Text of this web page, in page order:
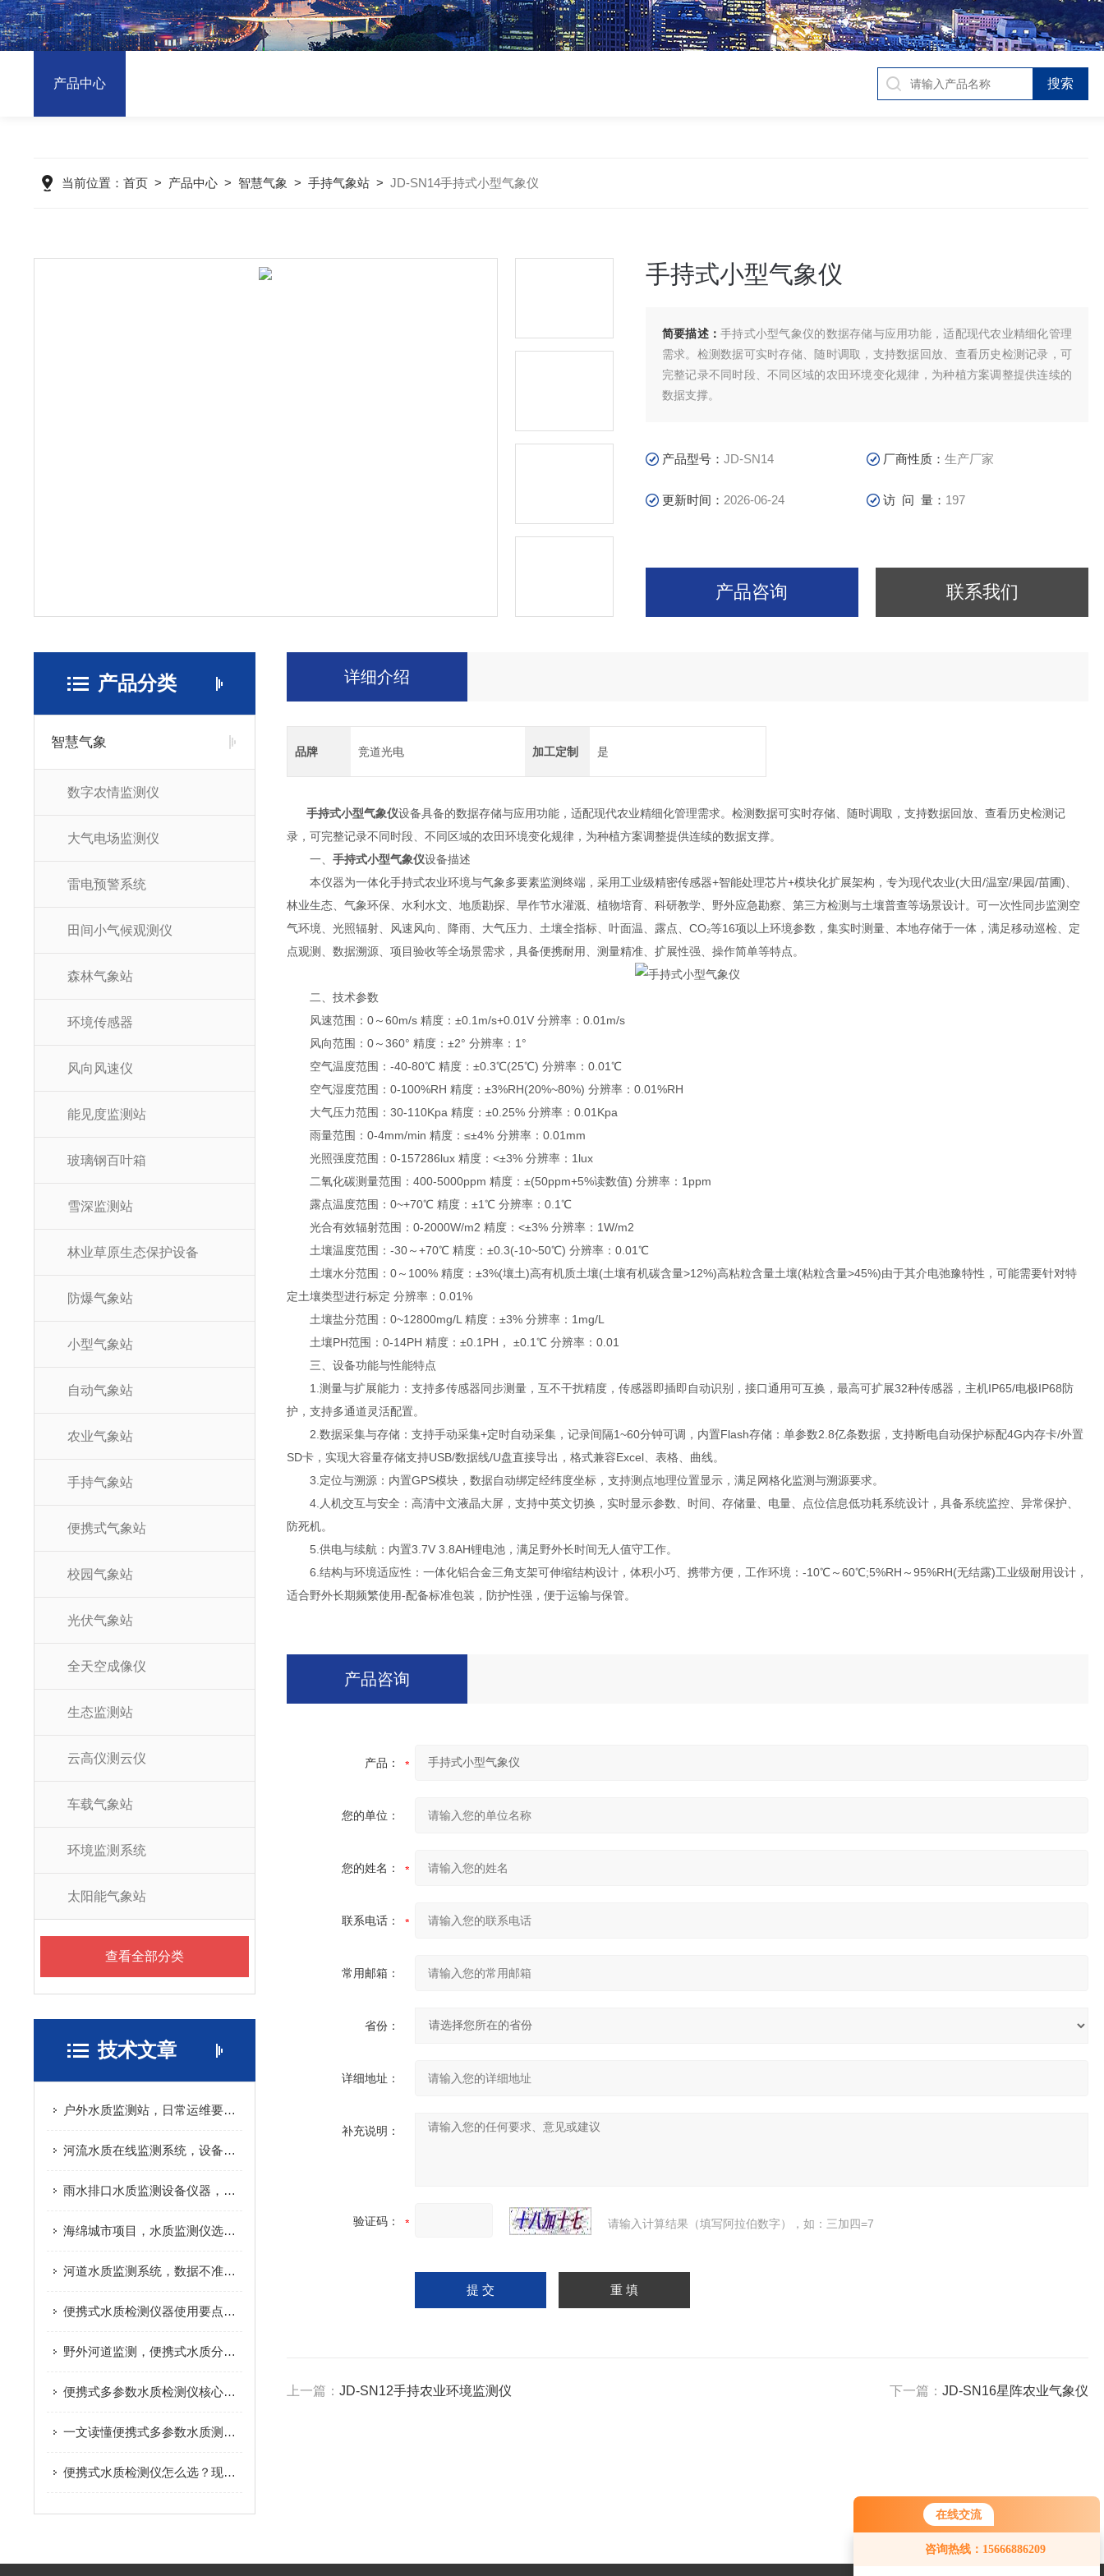
在线交流
咨询热线：15666886209
服务，请问您要咨询什么问题呢？
产品中心
当前位置： 首页> 产品中心> 智慧气象 > 手持气象站> JD-SN14手持式小型气象仪
手持式小型气象仪
简要描述：手持式小型气象仪的数据存储与应用功能，适配现代农业精细化管理
需求。检测数据可实时存储、随时调取，支持数据回放、查看历史检测记录，可
完整记录不同时段、不同区域的农田环境变化规律，为种植方案调整提供连续的
数据支撑。
产品型号： JD-SN14 厂商性质：生产厂家
更新时间： 2026-06-24 访 问 量： 197
产品咨询 联系我们
产品分类
智慧气象
数字农情监测仪
大气电场监测仪
雷电预警系统
田间小气候观测仪
森林气象站
环境传感器
风向风速仪
能见度监测站
玻璃钢百叶箱
雪深监测站
林业草原生态保护设备
防爆气象站
小型气象站
自动气象站
农业气象站
手持气象站
便携式气象站
校园气象站
光伏气象站
全天空成像仪
生态监测站
云高仪测云仪
车载气象站
环境监测系统
太阳能气象站
查看全部分类
技术文章
户外水质监测站，日常运维要做哪些工作
河流水质在线监测系统，设备成本主要花在哪
雨水排口水质监测设备仪器，避坑实用指南
海绵城市项目，水质监测仪选型要点
河道水质监测系统，数据不准是什么原因
便携式水质检测仪器使用要点，减少检测数据误差
野外河道监测，便携式水质分析仪实际应用分享
便携式多参数水质检测仪核心原理，看完快速搞懂
一文读懂便携式多参数水质测定仪，户外检测不再难
便携式水质检测仪怎么选？现场水质检测实用指南
详细介绍
品牌 竞道光电 加工定制 是
手持式小型气象仪设备具备的数据存储与应用功能，适配现代农业精细化管理需求。检测数据可实时存储、随时调取，支持数据回放、查看历史检测记
录，可完整记录不同时段、不同区域的农田环境变化规律，为种植方案调整提供连续的数据支撑。
一、手持式小型气象仪设备描述
本仪器为一体化手持式农业环境与气象多要素监测终端，采用工业级精密传感器+智能处理芯片+模块化扩展架构，专为现代农业(大田/温室/果园/苗圃)、
林业生态、气象环保、水利水文、地质勘探、旱作节水灌溉、植物培育、科研教学、野外应急勘察、第三方检测与土壤普查等场景设计。可一次性同步监测空
气环境、光照辐射、风速风向、降雨、大气压力、土壤全指标、叶面温、露点、CO₂等16项以上环境参数，集实时测量、本地存储于一体，满足移动巡检、定
点观测、数据溯源、项目验收等全场景需求，具备便携耐用、测量精准、扩展性强、操作简单等特点。
二、技术参数
风速范围：0～60m/s 精度：±0.1m/s+0.01V 分辨率：0.01m/s
风向范围：0～360° 精度：±2° 分辨率：1°
空气温度范围：-40-80℃ 精度：±0.3℃(25℃) 分辨率：0.01℃
空气湿度范围：0-100%RH 精度：±3%RH(20%~80%) 分辨率：0.01%RH
大气压力范围：30-110Kpa 精度：±0.25% 分辨率：0.01Kpa
雨量范围：0-4mm/min 精度：≤±4% 分辨率：0.01mm
光照强度范围：0-157286lux 精度：<±3% 分辨率：1lux
二氧化碳测量范围：400-5000ppm 精度：±(50ppm+5%读数值) 分辨率：1ppm
露点温度范围：0~+70℃ 精度：±1℃ 分辨率：0.1℃
光合有效辐射范围：0-2000W/m2 精度：<±3% 分辨率：1W/m2
土壤温度范围：-30～+70℃ 精度：±0.3(-10~50℃) 分辨率：0.01℃
土壤水分范围：0～100% 精度：±3%(壤土)高有机质土壤(土壤有机碳含量>12%)高粘粒含量土壤(粘粒含量>45%)由于其介电弛豫特性，可能需要针对特
定土壤类型进行标定 分辨率：0.01%
土壤盐分范围：0~12800mg/L 精度：±3% 分辨率：1mg/L
土壤PH范围：0-14PH 精度：±0.1PH， ±0.1℃ 分辨率：0.01
三、设备功能与性能特点
1.测量与扩展能力：支持多传感器同步测量，互不干扰精度，传感器即插即自动识别，接口通用可互换，最高可扩展32种传感器，主机IP65/电极IP68防
护，支持多通道灵活配置。
2.数据采集与存储：支持手动采集+定时自动采集，记录间隔1~60分钟可调，内置Flash存储：单参数2.8亿条数据，支持断电自动保护标配4G内存卡/外置
SD卡，实现大容量存储支持USB/数据线/U盘直接导出，格式兼容Excel、表格、曲线。
3.定位与溯源：内置GPS模块，数据自动绑定经纬度坐标，支持测点地理位置显示，满足网格化监测与溯源要求。
4.人机交互与安全：高清中文液晶大屏，支持中英文切换，实时显示参数、时间、存储量、电量、点位信息低功耗系统设计，具备系统监控、异常保护、
防死机。
5.供电与续航：内置3.7V 3.8AH锂电池，满足野外长时间无人值守工作。
6.结构与环境适应性：一体化铝合金三角支架可伸缩结构设计，体积小巧、携带方便，工作环境：-10℃～60℃;5%RH～95%RH(无结露)工业级耐用设计，
适合野外长期频繁使用-配备标准包装，防护性强，便于运输与保管。
产品咨询
产品：
您的单位：
您的姓名：
联系电话：
常用邮箱：
省份：
详细地址：
补充说明：
验证码： 请输入计算结果（填写阿拉伯数字），如：三加四=7
上一篇：JD-SN12手持农业环境监测仪 下一篇： JD-SN16星阵农业气象仪